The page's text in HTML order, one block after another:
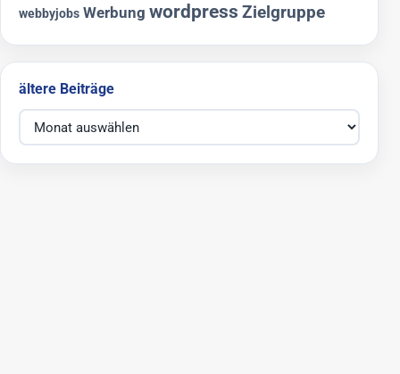
webbyjobs Werbung wordpress Zielgruppe
ältere Beiträge
ältere Beiträge